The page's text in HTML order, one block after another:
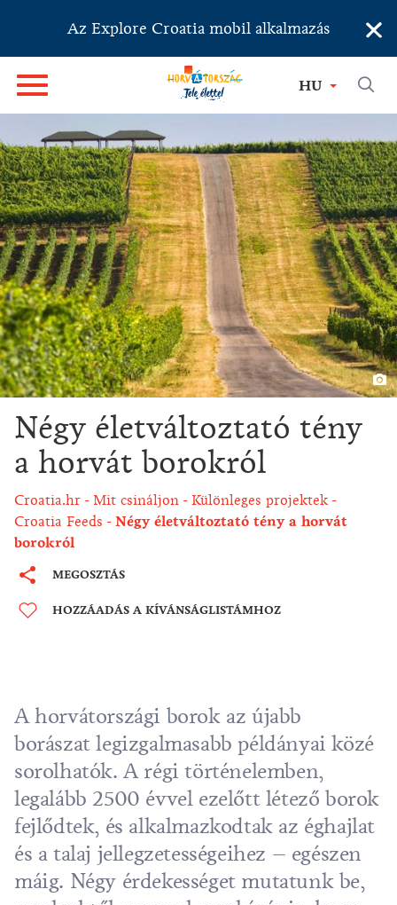
Az Explore Croatia mobil alkalmazás ×
HU
Négy életváltoztató tény
a horvát borokról
Croatia.hr Mit csináljon
Különleges projektek
Croatia Feeds
Négy életváltoztató tény a horvát
borokról
MEGOSZTÁS
HOZZÁADÁS A KÍVÁNSÁGLISTÁMHOZ
A horvátországi borok az újabb
borászat legizgalmasabb példányai közé
sorolhatók. A régi történelemben,
legalább 2500 évvel ezelőtt létező borok
fejlődtek, és alkalmazkodtak az éghajlat
és a talaj jellegzetességeihez – egészen
máig. Négy érdekességet mutatunk be,